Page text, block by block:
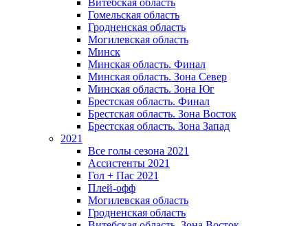
Витебская область
Гомельская область
Гродненская область
Могилевская область
Минск
Mинская область. Финал
Минская область. Зона Север
Минская область. Зона Юг
Брестская область. Финал
Брестская область. Зона Восток
Брестская область. Зона Запад
2021
Все голы сезона 2021
Ассистенты 2021
Гол + Пас 2021
Плей-офф
Могилевская область
Гродненская область